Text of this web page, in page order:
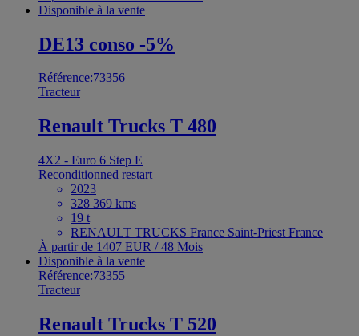
Disponible à la vente
DE13 conso -5%
Référence:73356
Tracteur
Renault Trucks T 480
4X2 - Euro 6 Step E
Reconditionned restart
2023
328 369 kms
19 t
RENAULT TRUCKS France Saint-Priest France
À partir de 1407 EUR / 48 Mois
Disponible à la vente
Référence:73355
Tracteur
Renault Trucks T 520